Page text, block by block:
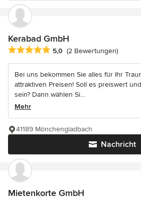
Kerabad GmbH
Durchschnittliche Bewertung: 5 von 5
5,0 (2 Bewertungen)
Bei uns bekommen Sie alles für Ihr
attraktiven Preisen! Soll es preiswert
sein? Dann wählen Si...
Mehr
Nachricht
41189 Mönchengladbach
Mietenkorte GmbH